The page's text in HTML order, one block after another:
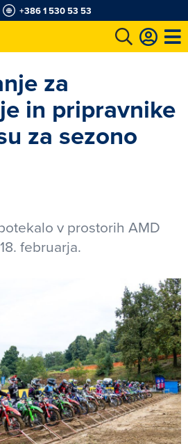
+386 1 530 53 53
za
in pripravnike
za sezono
v prostorih AMD
februarja.